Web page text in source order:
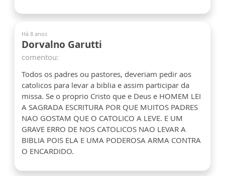
Há 8 anos
Dorvalno Garutti
comentou:
Todos os padres ou pastores, deveriam pedir aos
catolicos para levar a biblia e assim participar da
missa. Se o proprio Cristo que e Deus e HOMEM LEI
A SAGRADA ESCRITURA POR QUE MUITOS PADRES
NAO GOSTAM QUE O CATOLICO A LEVE. E UM
GRAVE ERRO DE NOS CATOLICOS NAO LEVAR A
BIBLIA POIS ELA E UMA PODEROSA ARMA CONTRA
O ENCARDIDO.